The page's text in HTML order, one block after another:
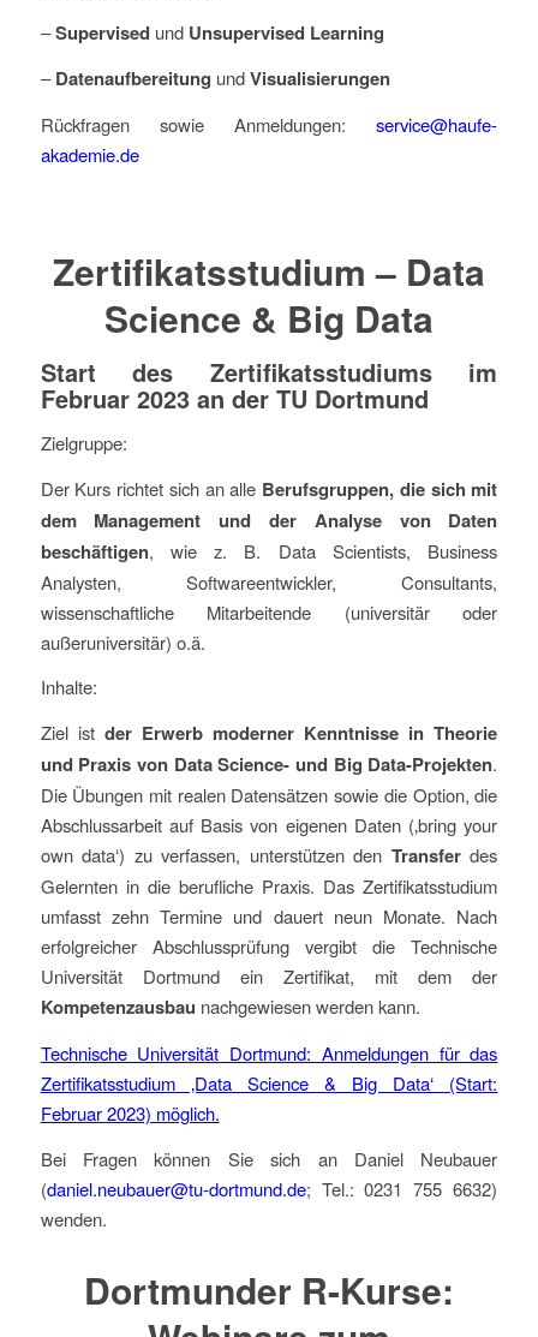
–Supervisedund Unsupervised Learning
–Datenaufbereitung undVisualisierungen
Rückfragen sowie Anmeldungen:service@haufe-
akademie.de
Zertifikatsstudium – Data
Science & Big Data
Start des Zertifikatsstudiums im
Februar 2023 an der TU Dortmund
Zielgruppe:
Der Kurs richtet sich an alle Berufsgruppen, die sich mit
dem Management und der Analyse von Daten
beschäftigen, wie z. B. Data Scientists, Business
Analysten, Softwareentwickler, Consultants,
wissenschaftliche Mitarbeitende (universitär oder
außeruniversitär) o.ä.
Inhalte:
Ziel ist der Erwerb moderner Kenntnisse in Theorie
und Praxis von Data Science- und Big Data-Projekten.
Die Übungen mit realen Datensätzen sowie die Option, die
Abschlussarbeit auf Basis von eigenen Daten (‚bring your
own data‘) zu verfassen, unterstützen den Transferdes
Gelernten in die berufliche Praxis. Das Zertifikatsstudium
umfasst zehn Termine und dauert neun Monate. Nach
erfolgreicher Abschlussprüfung vergibt die Technische
Universität Dortmund ein Zertifikat, mit dem der
Kompetenzausbau nachgewiesen werden kann.
Technische Universität Dortmund: Anmeldungen für das
Zertifikatsstudium ‚Data Science & Big Data‘ (Start:
Februar 2023) möglich.
Bei Fragen können Sie sich an Daniel Neubauer
(daniel.neubauer@tu-dortmund.de; Tel.: 0231 755 6632)
wenden.
Dortmunder R-Kurse: